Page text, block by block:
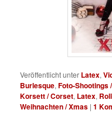
Veröffentlicht unter Latex,
Burlesque,Foto-Shootings
Korsett / Corset, Latex,
Weihnachten / Xmas |1